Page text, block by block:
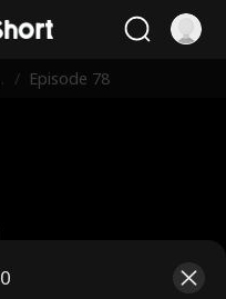
/ Episode 78
0